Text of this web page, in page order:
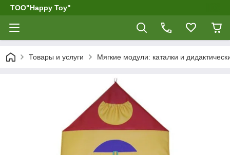
ТОО"Happy Toy"
Товары и услуги Мягкие модули: каталки и